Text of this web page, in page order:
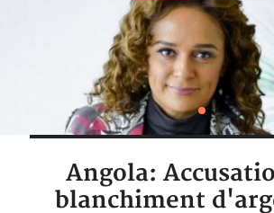
Angola:
blanchiment